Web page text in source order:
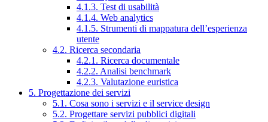
4.1.3. Test di usabilità
4.1.4. Web analytics
4.1.5. Strumenti di mappatura dell’esperienza
utente
4.2. Ricerca secondaria
4.2.1. Ricerca documentale
4.2.2. Analisi benchmark
4.2.3. Valutazione euristica
5. Progettazione dei servizi
5.1. Cosa sono i servizi e il service design
5.2. Progettare servizi pubblici digitali